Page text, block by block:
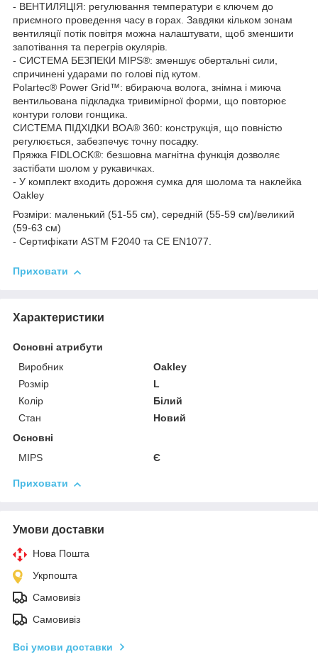
- ВЕНТИЛЯЦІЯ: регулювання температури є ключем до
приємного проведення часу в горах. Завдяки кільком зонам
вентиляції потік повітря можна налаштувати, щоб зменшити
запотівання та перегрів окулярів.
- СИСТЕМА БЕЗПЕКИ MIPS®: зменшує обертальні сили,
спричинені ударами по голові під кутом.
Polartec® Power Grid™: вбираюча волога, знімна і миюча
вентильована підкладка тривимірної форми, що повторює
контури голови гонщика.
СИСТЕМА ПІДХІДКИ BOA® 360: конструкція, що повністю
регулюється, забезпечує точну посадку.
Пряжка FIDLOCK®: безшовна магнітна функція дозволяє
застібати шолом у рукавичках.
- У комплект входить дорожня сумка для шолома та наклейка
Oakley
Розміри: маленький (51-55 см), середній (55-59 см)/великий
(59-63 см)
- Сертифікати ASTM F2040 та CE EN1077.
Приховати
Характеристики
Основні атрибути
Виробник
Oakley
Розмір
L
Колір
Білий
Стан
Новий
Основні
MIPS
Є
Приховати
Умови доставки
Нова Пошта
Укрпошта
Самовивіз
Самовивіз
Всі умови доставки